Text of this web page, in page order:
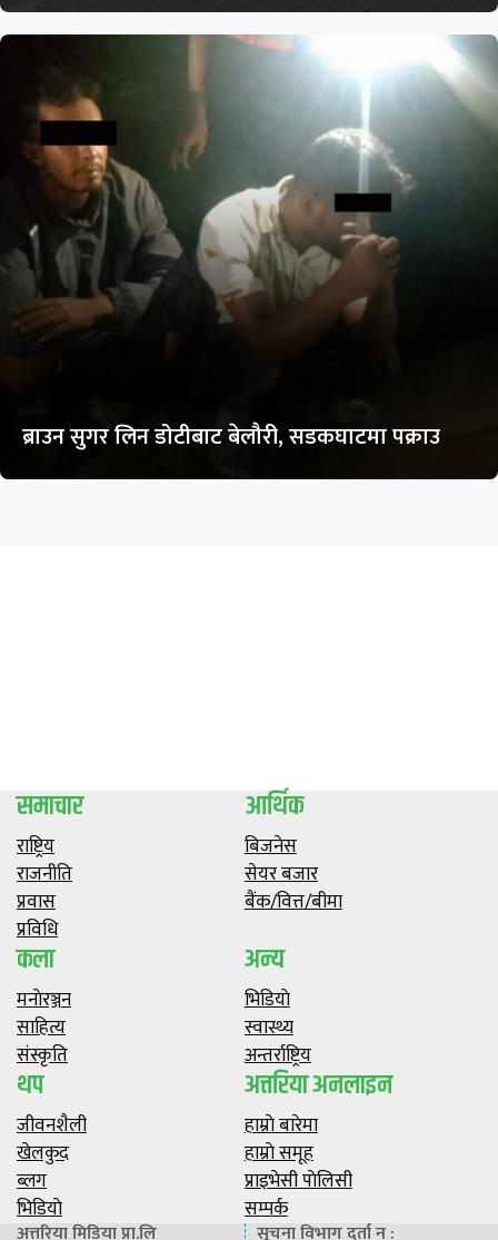
ब्राउन सुगर लिन डोटीबाट बेलौरी, सडकघाटमा पक्राउ
समाचार
राष्ट्रिय
राजनीति
प्रवास
प्रविधि
आर्थिक
बिजनेस
सेयर बजार
बैंक/वित्त/बीमा
कला
मनाेरञ्जन
साहित्य
संस्कृति
अन्य
भिडियाे
स्वास्थ्य
अन्तर्राष्ट्रिय
थप
जीवनशैली
खेलकुद
ब्लग
भिडियाे
अत्तरिया अनलाइन
हाम्राे बारेमा
हाम्राे समूह
प्राइभेसी पाेलिसी
सम्पर्क